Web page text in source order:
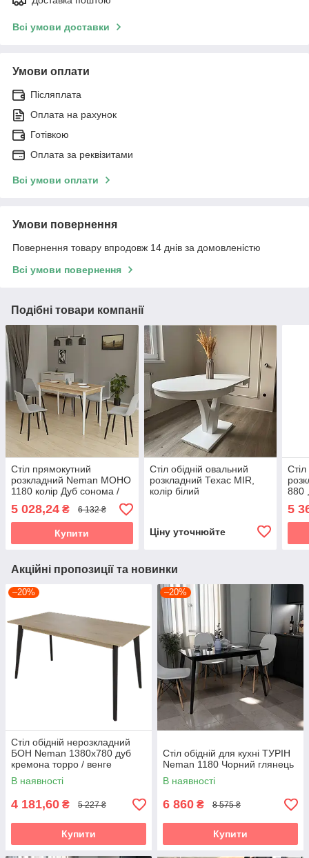
Всі умови доставки
Умови оплати
Післяплата
Оплата на рахунок
Готівкою
Оплата за реквізитами
Всі умови оплати
Умови повернення
Повернення товару впродовж 14 днів за домовленістю
Всі умови повернення
Подібні товари компанії
Стіл прямокутний
розкладний Neman МОНО
1180 колір Дуб сонома /
білий
5 028,24 ₴ 6 132 ₴
Купити
Стіл обідній овальний
розкладний Техас MIR,
колір білий
Ціну уточнюйте
880
5
Акційні пропозиції та новинки
–20%
Стіл обідній нерозкладний
БОН Neman 1380х780 дуб
кремона торро / венге
В наявності
4 181,60 ₴ 5 227 ₴
Купити
–20%
Стіл обідній для кухні ТУРІН
Neman 1180 Чорний глянець
В наявності
6 860 ₴ 8 575 ₴
Купити